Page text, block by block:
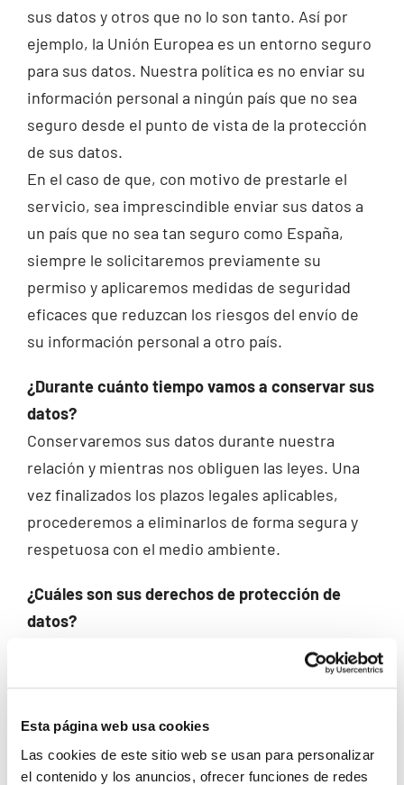
Esta página web usa cookies
Las cookies de este sitio web se usan para personalizar
el contenido y los anuncios, ofrecer funciones de redes
sus datos y otros que no lo son tanto. Así por
ejemplo, la Unión Europea es un entorno seguro
para sus datos. Nuestra política es no enviar su
información personal a ningún país que no sea
seguro desde el punto de vista de la protección
de sus datos.
En el caso de que, con motivo de prestarle el
servicio, sea imprescindible enviar sus datos a
un país que no sea tan seguro como España,
siempre le solicitaremos previamente su
permiso y aplicaremos medidas de seguridad
eficaces que reduzcan los riesgos del envío de
su información personal a otro país.
¿Durante cuánto tiempo vamos a conservar sus
datos?
Conservaremos sus datos durante nuestra
relación y mientras nos obliguen las leyes. Una
vez finalizados los plazos legales aplicables,
procederemos a eliminarlos de forma segura y
respetuosa con el medio ambiente.
¿Cuáles son sus derechos de protección de
datos?
En cualquier momento puede dirigirse a
nosotros para saber qué información tenemos
eliminarla una vez finalizada nuestra relación, en
el caso de que ello sea legalmente posible.